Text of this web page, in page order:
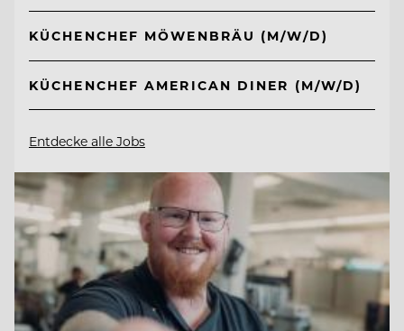
KÜCHENCHEF MÖWENBRÄU (M/W/D)
KÜCHENCHEF AMERICAN DINER (M/W/D)
Entdecke alle Jobs